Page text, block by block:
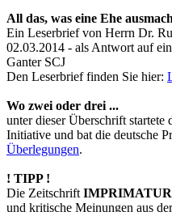
All das, was eine Ehe
Ein Leserbrief von Herrn Dr.
02.03.2014 - als Antwort auf
Ganter SCJ
Den Leserbrief finden Sie hier:
Wo zwei oder drei ...
unter dieser Überschrift startete
Initiative und bat die deutsche
Überlegungen.
! TIPP !
Die Zeitschrift IMPRIMATUR
und kritische Meinungen aus